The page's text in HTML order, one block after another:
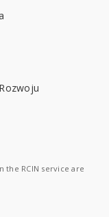
the RCIN service are